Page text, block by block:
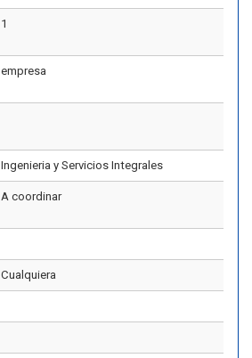
1
empresa
Ingenieria y Servicios Integrales
A coordinar
Cualquiera